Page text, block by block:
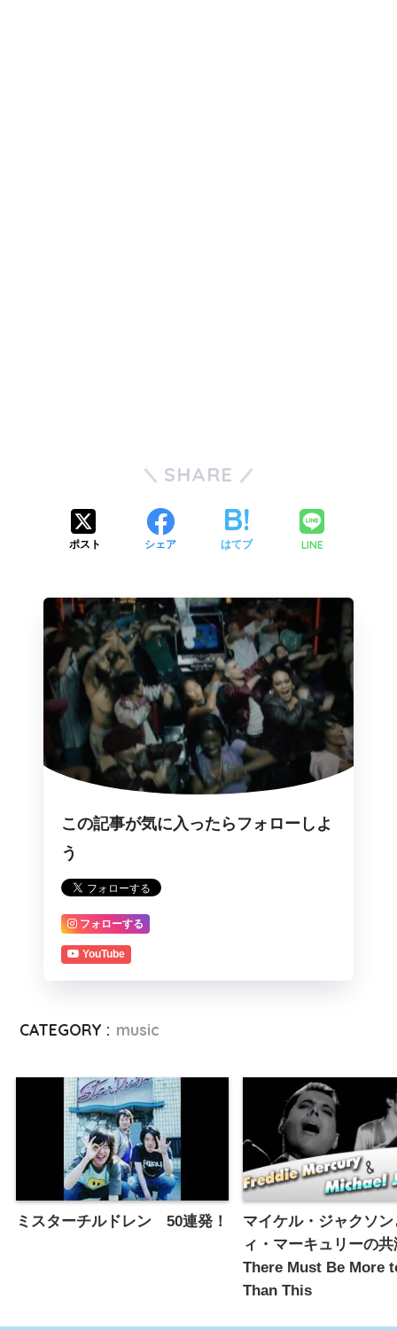
SHARE
ポスト シェア はてブ LINE
この記事が気に入ったらフォローしよ
う
フォローする
YouTube
CATEGORY : music
ミスターチルドレン 50連発！
マイケル・ジャクソ
ィ・マーキュリーの
There Must Be More
Than This